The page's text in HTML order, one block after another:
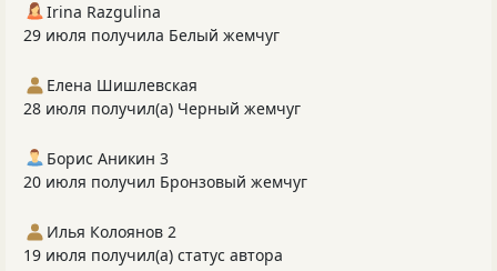
Irina Razgulina
29 июля получила Белый жемчуг
Елена Шишлевская
28 июля получил(а) Черный жемчуг
Борис Аникин 3
20 июля получил Бронзовый жемчуг
Илья Колоянов 2
19 июля получил(а) статус автора